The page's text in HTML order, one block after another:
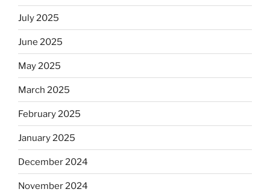
July 2025
June 2025
May 2025
March 2025
February 2025
January 2025
December 2024
November 2024